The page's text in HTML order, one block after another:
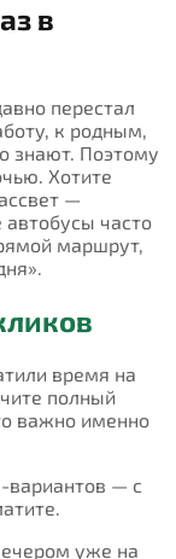
в
перестал
к родным,
знают. Поэтому
Хотите
—
часто
маршрут,
время на
полный
важно именно
— с
уже на